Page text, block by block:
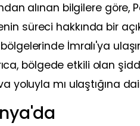
alınan bilgilere göre,
süreci hakkında bir
İmralı'ya
bölgede etkili olan
yoluyla mı ulaştığına